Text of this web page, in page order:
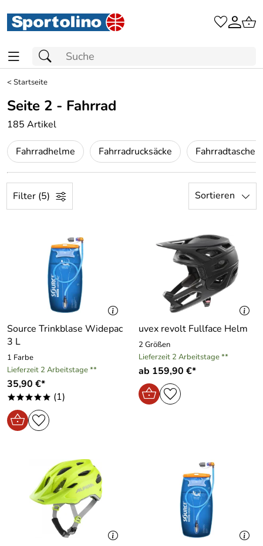
<Startseite
Seite 2 - Fahrrad
185 Artikel
Fahrradhelme Fahrradrucksäcke Fahrradtaschen
Filter (5) Sortieren
Source Trinkblase Widepac
3 L
1 Farbe
Lieferzeit 2 Arbeitstage **
35,90 €*
***** (1)
uvex revolt Fullface Helm
2 Größen
Lieferzeit 2 Arbeitstage **
ab 159,90 €*